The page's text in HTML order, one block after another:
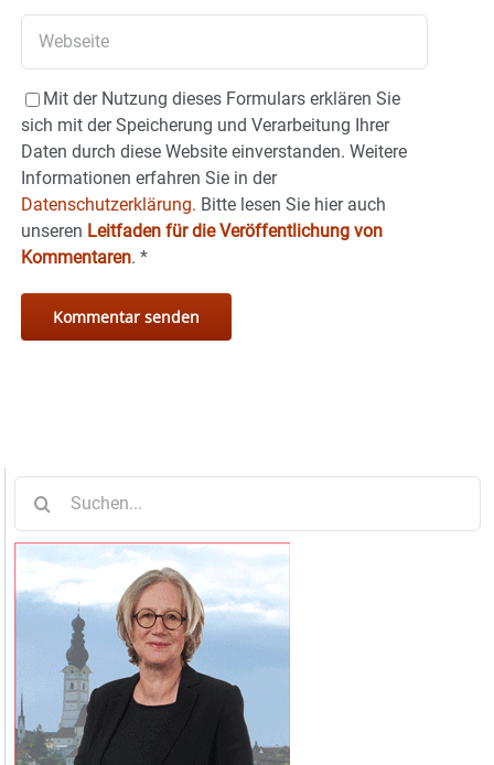
Mit der Nutzung dieses Formulars erklären Sie
sich mit der Speicherung und Verarbeitung Ihrer
Daten durch diese Website einverstanden. Weitere
Informationen erfahren Sie in der
Datenschutzerklärung. Bitte lesen Sie hier auch
unseren Leitfaden für die Veröffentlichung von
Kommentaren. *
nach: